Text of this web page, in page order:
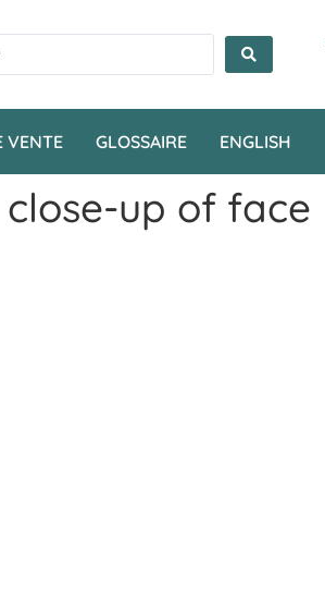
VENTE GLOSSAIRE ENGLISH
up of face